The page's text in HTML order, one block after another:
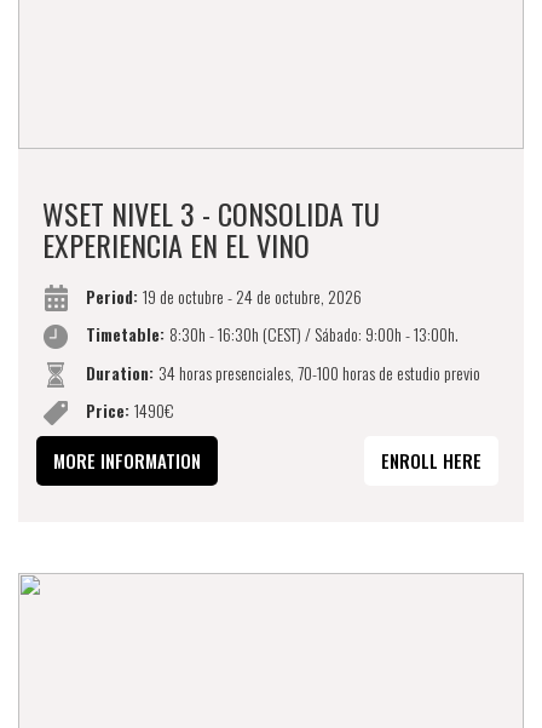
WSET NIVEL 3 - CONSOLIDA TU
EXPERIENCIA EN EL VINO
Period: 19 de octubre - 24 de octubre, 2026
Timetable: 8:30h - 16:30h (CEST) / Sábado: 9:00h - 13:00h.
Duration: 34 horas presenciales, 70-100 horas de estudio previo
Price: 1490€
MORE INFORMATION ENROLL HERE